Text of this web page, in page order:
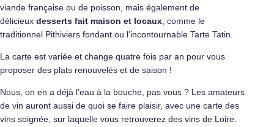
viande française ou de poisson, mais également de
délicieux desserts fait maison et locaux, comme le
traditionnel Pithiviers fondant ou l’incontournable Tarte Tatin.
La carte est variée et change quatre fois par an pour vous
proposer des plats renouvelés et de saison !
Nous, on en a déjà l’eau à la bouche, pas vous ? Les amateurs
de vin auront aussi de quoi se faire plaisir, avec une carte des
vins soignée, sur laquelle vous retrouverez des vins de Loire.